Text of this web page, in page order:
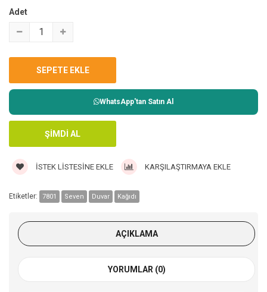
Adet
WhatsApp'tan Satın Al
İSTEK LISTESINE EKLE KARŞILAŞTIRMAYA EKLE
Etiketler: 7801 Seven Duvar Kağıdı
AÇIKLAMA
YORUMLAR (0)